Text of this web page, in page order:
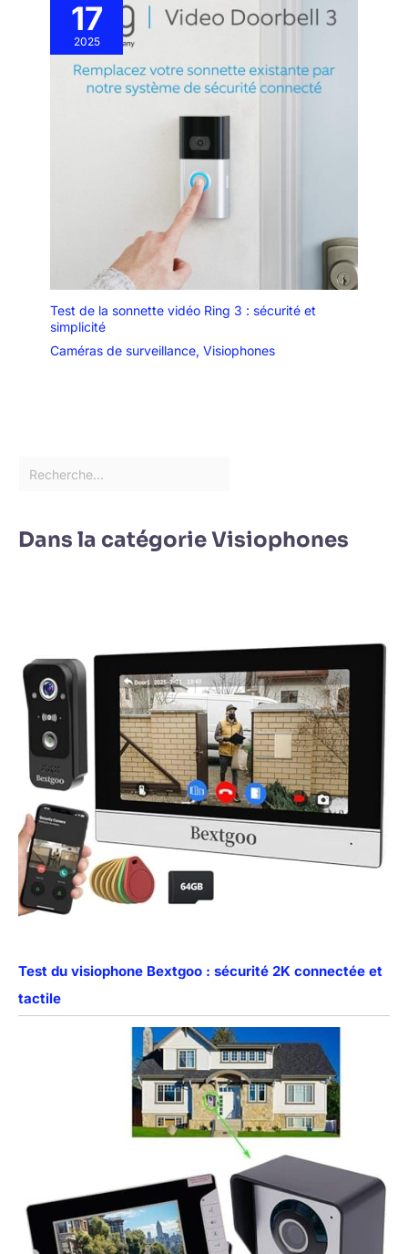
17
2025
Test de la sonnette vidéo Ring 3 : sécurité et
simplicité
Caméras de surveillance, Visiophones
Dans la catégorie Visiophones
Test du visiophone Bextgoo : sécurité 2K connectée et
tactile